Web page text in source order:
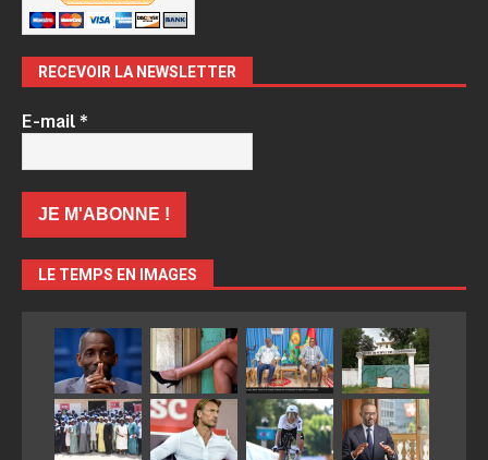
RECEVOIR LA NEWSLETTER
E-mail*
LE TEMPS EN IMAGES